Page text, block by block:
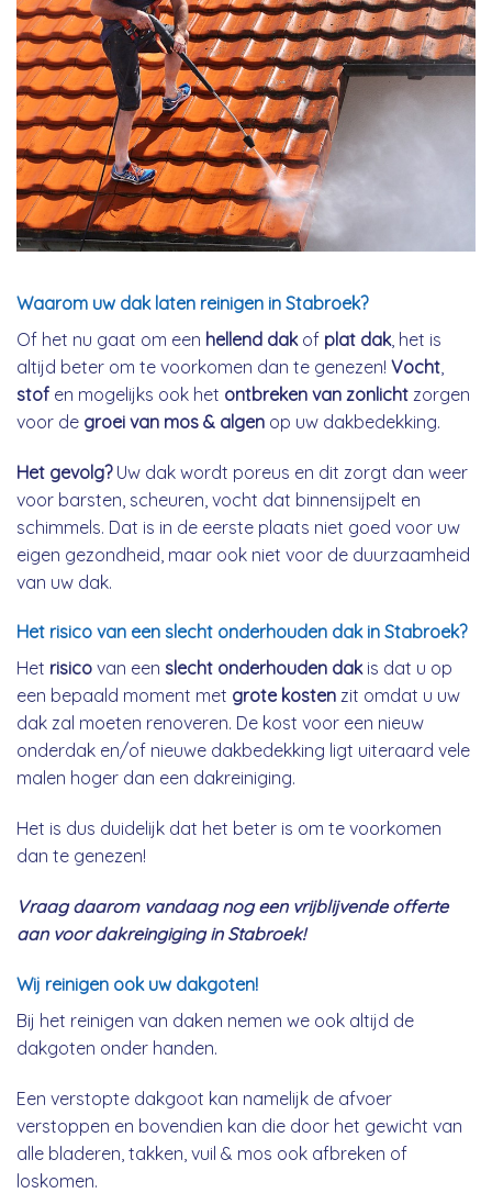
Waarom uw dak laten reinigen in Stabroek?
Of het nu gaat om een hellend dakof plat dak, het is
altijd beter om te voorkomen dan te genezen! Vocht
stof en mogelijks ook het ontbreken van zonlicht zorgen
voor de groei van mos & algen op uw dakbedekking.
Het gevolg?Uw dak wordt poreus en dit zorgt dan weer
voor barsten, scheuren, vocht dat binnensijpelt en
schimmels. Dat is in de eerste plaats niet goed voor uw
eigen gezondheid, maar ook niet voor de duurzaamheid
van uw dak.
Het risico van een slecht onderhouden dak in Stabroek?
Het risico van een slecht onderhouden dakis dat u op
een bepaald moment met grote kosten zit omdat u uw
dak zal moeten renoveren. De kost voor een nieuw
onderdak en/of nieuwe dakbedekking ligt uiteraard vele
malen hoger dan een dakreiniging.
Het is dus duidelijk dat het beter is om te voorkomen
dan te genezen!
Vraag daarom vandaag nog een vrijblijvende offerte
aan voor dakreingiging in Stabroek!
Wij reinigen ook uw dakgoten!
Bij het reinigen van daken nemen we ook altijd de
dakgoten onder handen.
Een verstopte dakgoot kan namelijk de afvoer
verstoppen en bovendien kan die door het gewicht van
alle bladeren, takken, vuil & mos ook afbreken of
loskomen.